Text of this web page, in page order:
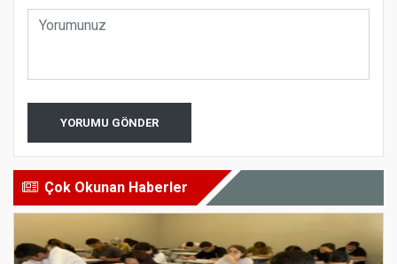
YORUMU GÖNDER
Çok Okunan Haberler